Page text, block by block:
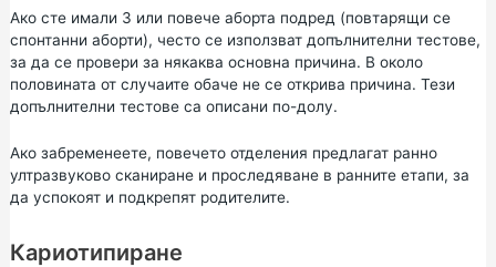
Ако сте имали 3 или повече аборта подред (повтарящи се
спонтанни аборти), често се използват допълнителни тестове,
за да се провери за някаква основна причина. В около
половината от случаите обаче не се открива причина. Тези
допълнителни тестове са описани по-долу.
Ако забременеете, повечето отделения предлагат ранно
ултразвуково сканиране и проследяване в ранните етапи, за
да успокоят и подкрепят родителите.
Кариотипиране